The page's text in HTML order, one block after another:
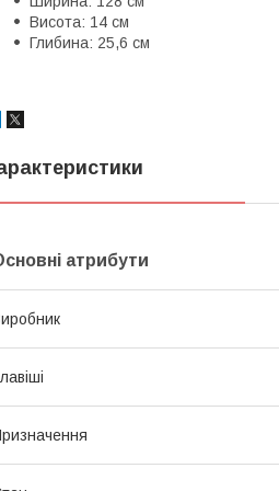
Висота: 14 см
Глибина: 25,6 см
атрибути